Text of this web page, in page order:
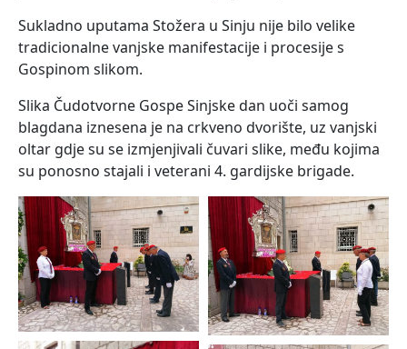
Sukladno uputama Stožera u Sinju nije bilo velike
tradicionalne vanjske manifestacije i procesije s
Gospinom slikom.
Slika Čudotvorne Gospe Sinjske dan uoči samog
blagdana iznesena je na crkveno dvorište, uz vanjski
oltar gdje su se izmjenjivali čuvari slike, među kojima
su ponosno stajali i veterani 4. gardijske brigade.